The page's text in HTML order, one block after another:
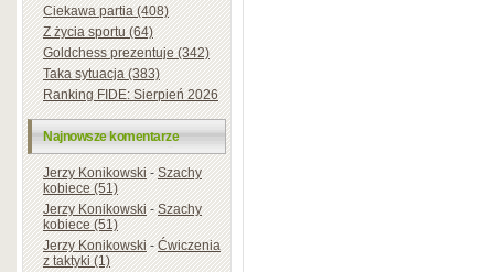
Ciekawa partia (408)
Z życia sportu (64)
Goldchess prezentuje (342)
Taka sytuacja (383)
Ranking FIDE: Sierpień 2026
Najnowsze komentarze
Jerzy Konikowski-Szachy
kobiece (51)
Jerzy Konikowski-Szachy
kobiece (51)
Jerzy Konikowski-Ćwiczenia
z taktyki (1)